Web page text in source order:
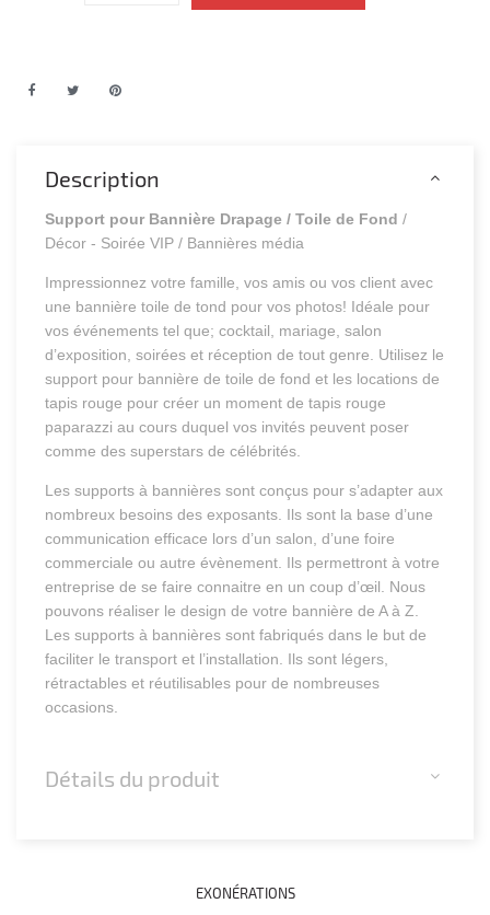
Description
Support pour Bannière Drapage / Toile de Fond/
Décor - Soirée VIP / Bannières média
Impressionnez votre famille, vos amis ou vos client avec
une bannière toile de tond pour vos photos! Idéale pour
vos événements tel que; cocktail, mariage, salon
d’exposition, soirées et réception de tout genre. Utilisez le
support pour bannière de toile de fond et les locations de
tapis rouge pour créer un moment de tapis rouge
paparazzi au cours duquel vos invités peuvent poser
comme des superstars de célébrités.
Les supports à bannières sont conçus pour s’adapter aux
nombreux besoins des exposants. Ils sont la base d’une
communication efficace lors d’un salon, d’une foire
commerciale ou autre évènement. Ils permettront à votre
entreprise de se faire connaitre en un coup d’œil. Nous
pouvons réaliser le design de votre bannière de A à Z.
Les supports à bannières sont fabriqués dans le but de
faciliter le transport et l’installation. Ils sont légers,
rétractables et réutilisables pour de nombreuses
occasions.
Détails du produit
EXONÉRATIONS